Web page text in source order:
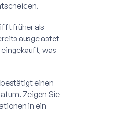
früher als
ausgelastet
was
einen
Zeigen Sie
in ein